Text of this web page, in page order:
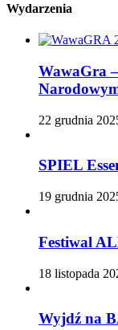
Wydarzenia
WawaGra
22 grudnia
SPIEL
19 grudnia
Festiwal
18 listopada
Wyjdź na